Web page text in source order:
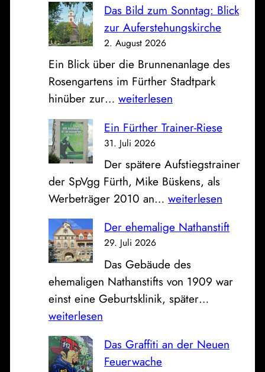
s
t
,
S
p
a
k
s
s
e
u
n
d
K
l
i
i
k
Das Bild zum Sonntag: Blick
zur Auferstehungskirche
2. August 2026
Ein Blick über die Brunnenanlage des
Rosengartens im Fürther Stadtpark
hinüber zur… D
s
B
i
l
d
u
m
S
o
n
weiterlesen
Ein Fürther Trainer-Riese
31. Juli 2026
Der spätere Aufstiegstrainer
der SpVgg Fürth, Mike Büskens, als
Werbeträger 2010 an… E
n
ü
r
t
r
weiterlesen
Der ehemalige Nathanstift
29. Juli 2026
Das Gebäude des
ehemaligen Nathanstifts von 1909 war
einst eine Geburtsklinik, später…
e
weiterlesen
Das Graffiti an der Neuen
Feuerwache